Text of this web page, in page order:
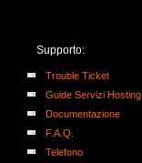
Supporto:
Trouble Ticket
Guide Servizi Hosting
Documentazione
F.A.Q.
Telefono